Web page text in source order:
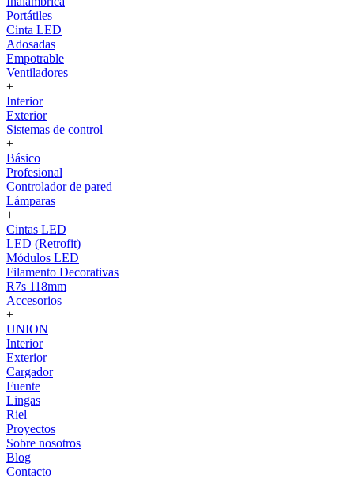
Portátiles
Cinta LED
Adosadas
Empotrable
Ventiladores
+
Interior
Exterior
Sistemas de control
+
Básico
Profesional
Controlador de pared
Lámparas
+
Cintas LED
LED (Retrofit)
Módulos LED
Filamento Decorativas
R7s 118mm
Accesorios
+
UNION
Interior
Exterior
Cargador
Fuente
Lingas
Riel
Proyectos
Sobre nosotros
Blog
Contacto